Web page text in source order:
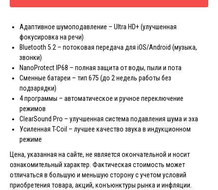
Адаптивное шумоподавление – Ultra HD+ (улучшенная
фокусировка на речи)
Bluetooth 5.2 – потоковая передача для iOS/Android (музыка,
звонки)
NanoProtect IP68 – полная защита от воды, пыли и пота
Сменные батареи – тип 675 (до 2 недель работы без
подзарядки)
4 программы – автоматическое и ручное переключение
режимов
ClearSound Pro – улучшенная система подавления шума и эха
Усиленная T-Coil – лучшее качество звука в индукционном
режиме
Цена, указанная на сайте, не является окончательной и носит
ознакомительный характер. Фактическая стоимость может
отличаться в большую и меньшую сторону с учетом условий
приобретения товара, акций, конъюнктуры рынка и инфляции.